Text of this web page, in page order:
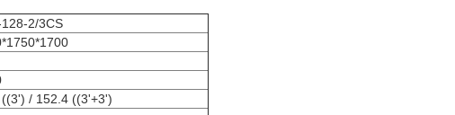
2/3CS
/ 152.4 ((3'+3')